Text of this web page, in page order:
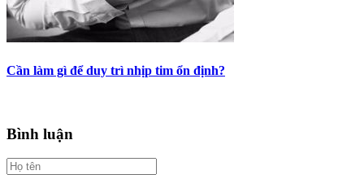
Cần làm gì để duy trì nhịp tim ổn định?
Bình luận